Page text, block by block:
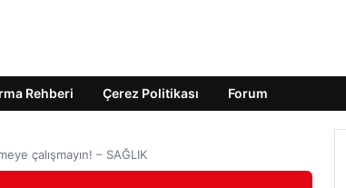
Rehberi Çerez Politikası Forum
çalışmayın! – SAĞLIK